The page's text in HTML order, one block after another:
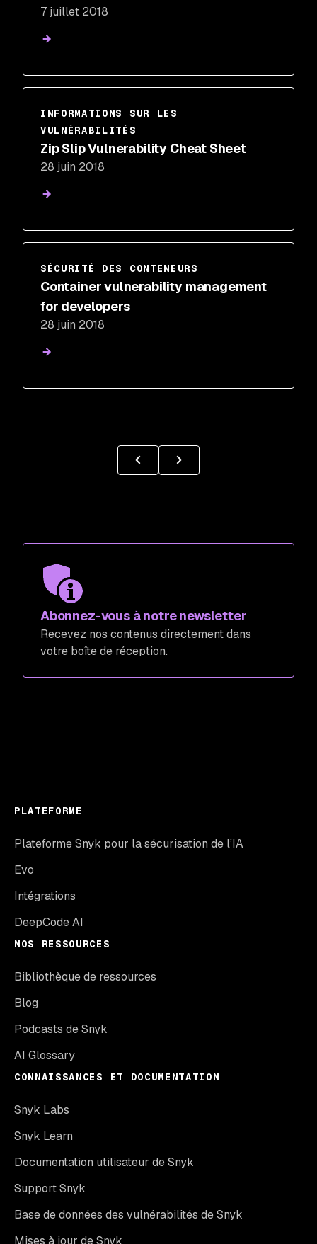
7 juillet 2018
INFORMATIONS SUR LES
VULNÉRABILITÉS
Zip Slip Vulnerability Cheat Sheet
28 juin 2018
SÉCURITÉ DES CONTENEURS
Container vulnerability management
for developers
28 juin 2018
Abonnez-vous à notre newsletter
Recevez nos contenus directement dans
votre boîte de réception.
PLATEFORME
Plateforme Snyk pour la sécurisation de l’IA
Evo
Intégrations
DeepCode AI
NOS RESSOURCES
Bibliothèque de ressources
Blog
Podcasts de Snyk
AI Glossary
CONNAISSANCES ET DOCUMENTATION
Snyk Labs
Snyk Learn
Documentation utilisateur de Snyk
Support Snyk
Base de données des vulnérabilités de Snyk
Mises à jour de Snyk